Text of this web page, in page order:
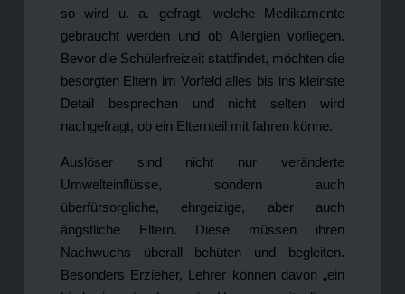
so wird u. a. gefragt, welche Medikamente
gebraucht werden und ob Allergien vorliegen.
Bevor die Schülerfreizeit stattfindet, möchten die
besorgten Eltern im Vorfeld alles bis ins kleinste
Detail besprechen und nicht selten wird
nachgefragt, ob ein Elternteil mit fahren könne.
Auslöser sind nicht nur veränderte
Umwelteinflüsse, sondern auch
überfürsorgliche, ehrgeizige, aber auch
ängstliche Eltern. Diese müssen ihren
Nachwuchs überall behüten und begleiten.
Besonders Erzieher, Lehrer können davon „ein